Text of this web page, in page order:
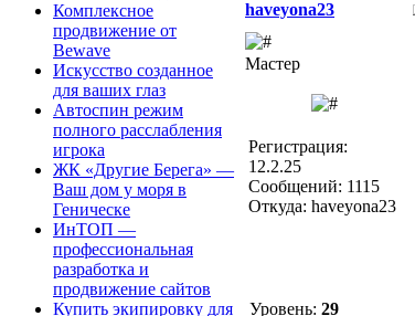
Комплексное
продвижение от
Bewave
Искусство созданное
для ваших глаз
Автоспин режим
полного расслабления
игрока
ЖК «Другие Берега» —
Ваш дом у моря в
Геническе
ИнТОП —
профессиональная
разработка и
продвижение сайтов
Купить экипировку для
haveyona23
Мастер
Регистрация:
12.2.25
Сообщений: 1115
Откуда: haveyona23
Уровень: 29